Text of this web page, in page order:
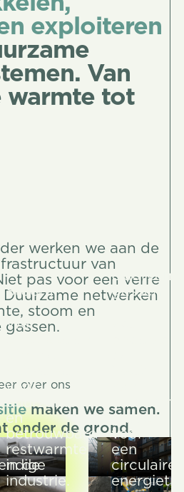
exploiteren
Van
warmte tot
werken we aan de
van
pas voor een verre
netwerken
stoom en
Lees meer over ons
over ons
maken we samen.
onder de grond.
Stoom
We
ontwikkelen
voor
duurzame
en
betrouwbare
restwarmte
in de
industrie.
gassen
duurzame
gassen
voor
een
circulaire